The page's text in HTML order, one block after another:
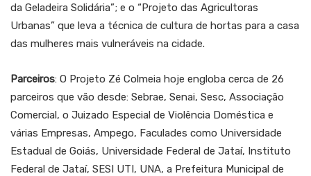
da Geladeira Solidária”; e o “Projeto das Agricultoras
Urbanas” que leva a técnica de cultura de hortas para a casa
das mulheres mais vulneráveis na cidade.
Parceiros: O Projeto Zé Colmeia hoje engloba cerca de 26
parceiros que vão desde: Sebrae, Senai, Sesc, Associação
Comercial, o Juizado Especial de Violência Doméstica e
várias Empresas, Ampego, Faculades como Universidade
Estadual de Goiás, Universidade Federal de Jataí, Instituto
Federal de Jataí, SESI UTI, UNA, a Prefeitura Municipal de